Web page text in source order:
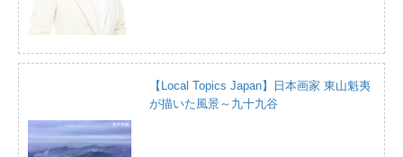
【Local Topics Japan】日本画家 東山魁夷
が描いた風景～九十九谷